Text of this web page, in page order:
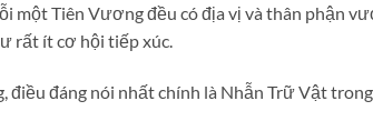
một Tiên Vương đều có địa vị và thân phận
rất ít cơ hội tiếp xúc.
đáng nói nhất chính là Nhẫn Trữ Vật